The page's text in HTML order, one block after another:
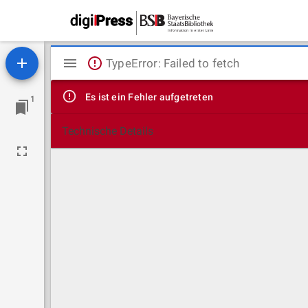
1
Mirador
Viewer
TypeError: Failed to fetch
Es ist ein Fehler aufgetreten
Technische Details